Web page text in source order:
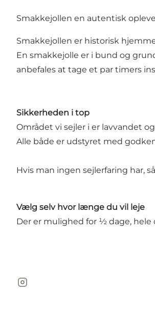
Smakkejollen en autentisk
Smakkejollen er historisk
En smakkejolle er i bund og
anbefales at tage et par timers
Sikkerheden i top
Området vi sejler i er lavvandet
Alle både er udstyret med
Hvis man ingen sejlerfaring har,
Vælg selv hvor længe du vil leje
Der er mulighed for ½ dage, hele
instagram